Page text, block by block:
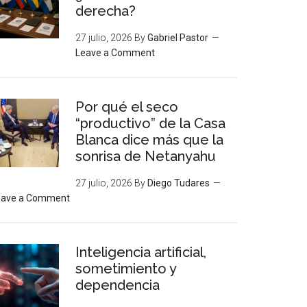
derecha?
27 julio, 2026 ByGabriel Pastor
Leave a Comment
Por qué el seco
“productivo” de la Casa
Blanca dice más que la
sonrisa de Netanyahu
27 julio, 2026 By Diego Tudares
a Comment
Inteligencia artificial,
sometimiento y
dependencia